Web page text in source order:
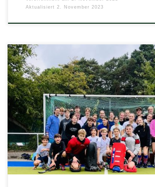
Aktualisiert
2. November 2023
Neben der Teilnahme an so ziemlich allen
Hockey-Turnieren in der Halle und auf
der Grundkurs Hockey […]